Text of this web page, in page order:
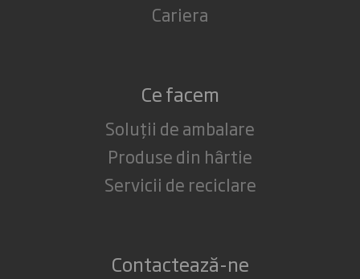
Cariera
Ce facem
Soluții de ambalare
Produse din hârtie
Servicii de reciclare
Contactează-ne